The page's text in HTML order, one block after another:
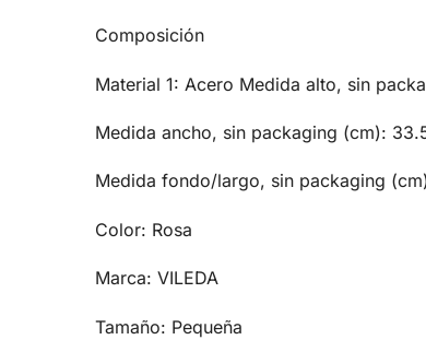
Composición
Material 1: Acero Medida alto, sin
Medida ancho, sin packaging (cm):
Medida fondo/largo, sin packaging
Color: Rosa
Marca: VILEDA
Tamaño: Pequeña